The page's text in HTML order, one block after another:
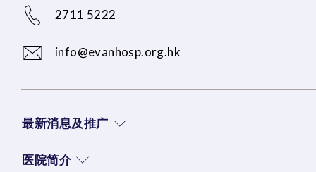
2711 5222
info@evanhosp.org.hk
最新消息及推广
医院简介